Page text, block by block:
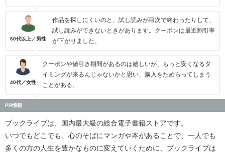
60代以上／男性
作品を探しにくいのと、試し読みが目次で終わったりして、
試し読みができないときがあります。クーポンは最近割引率
が下がりました。
40代／女性
クーポンや値引き期間があるのは嬉しいが、もっと安くなるタ
イミングが来るんじゃないかと思い、購入をためらってしまう
ことがある。
PR情報
ブックライブは、国内最大級の総合電子書籍ストアです。
いつでもどこでも、心のそばにマンガや本があることで、一人でも
多くの方の人生を豊かなものに変えていくために、ブックライブは